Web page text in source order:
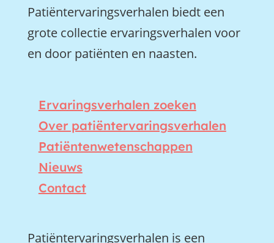
Patiëntervaringsverhalen biedt een
grote collectie ervaringsverhalen voor
en door patiënten en naasten.
Ervaringsverhalen zoeken
Over patiëntervaringsverhalen
Patiëntenwetenschappen
Nieuws
Contact
Patiëntervaringsverhalen is een